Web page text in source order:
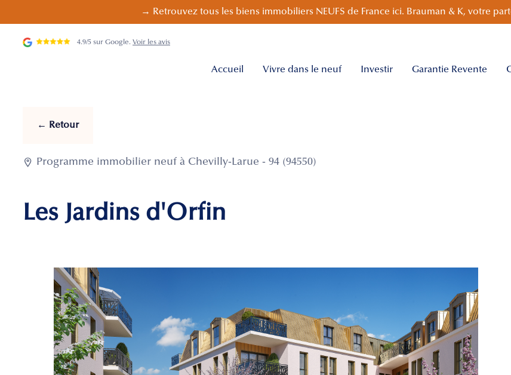
→ Retrouvez tous les biens immobiliers NEUFS de France ici. Brauman & K, votre
4.9/5 sur Google. Voir les avis
Accueil Vivre dans le neuf Investir Garantie Revente
← Retour
 Programme immobilier neuf à Chevilly-Larue - 94 (94550)
Les Jardins d'Orfin